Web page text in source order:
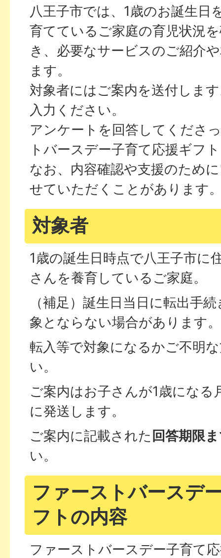
八王子市では、1歳のお誕生日
育てているご家庭の育児状況
き、必要なサービスのご紹介
ます。
対象者にはご案内を送付しま
入力ください。
アンケートを回答してくださ
トバースデー子育て応援ギフ
なお、内容確認や支援のため
せていただくことがあります
対象者
1歳の誕生日時点で八王子市に
さんを養育しているご家庭。
（補足）誕生日当日に転出手
象とならない場合があります。
転入等で対象になるかご不明
い。
ご案内はお子さんが1歳になる
に発送します。
ご案内に記載された 回答期限
い。
ファーストバースデ
フトの内容
ファーストバースデー子育て